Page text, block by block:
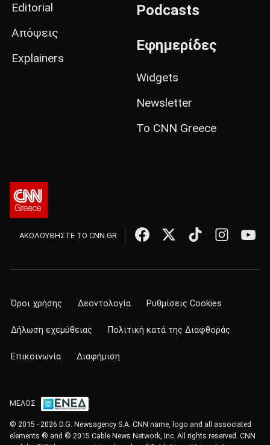
Editorial
Απόψεις
Explainers
Podcasts
Εφημερίδες
Widgets
Newsletter
Το CNN Greece
ΑΚΟΛΟΥΘΗΣΤΕ ΤΟ CNN.GR
Όροι χρήσης Δεοντολογία Ρυθμίσεις Cookies
Δήλωση εχεμύθειας Πολιτική κατά της Διαφθοράς
Επικοινωνία Διαφήμιση
ΜΕΛΟΣ
© 2015 - 2026 D.G. Newsagency S.A. CNN name, logo and all associated
elements ® and © 2015 Cable News Network, Inc. All rights reserved. CNN